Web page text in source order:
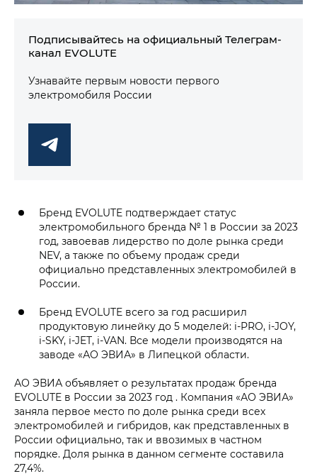
Подписывайтесь на официальный Телеграм-
канал EVOLUTE
Узнавайте первым новости первого
электромобиля России
Бренд EVOLUTE подтверждает статус
электромобильного бренда № 1 в России за 2023
год, завоевав лидерство по доле рынка среди
NEV, а также по объему продаж среди
официально представленных электромобилей в
России.
Бренд EVOLUTE всего за год расширил
продуктовую линейку до 5 моделей: i‑PRO, i‑JOY,
i‑SKY, i‑JET, i‑VAN. Все модели производятся на
заводе «АО ЭВИА» в Липецкой области.
АО ЭВИА объявляет о результатах продаж бренда
EVOLUTE в России за 2023 год . Компания «АО ЭВИА»
заняла первое место по доле рынка среди всех
электромобилей и гибридов, как представленных в
России официально, так и ввозимых в частном
порядке. Доля рынка в данном сегменте составила
27,4%.